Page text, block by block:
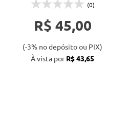
(0)
R$ 45,00
(-3% no depósito ou PIX)
À vista porR$ 43,65